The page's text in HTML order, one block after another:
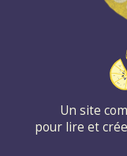
Un site
pour lire et